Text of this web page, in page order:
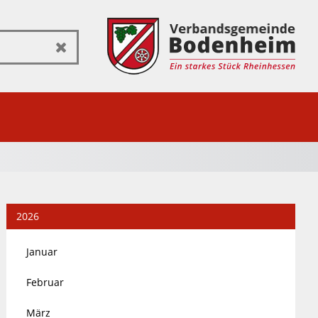
Zurücksetzen
2026
Januar
Februar
März